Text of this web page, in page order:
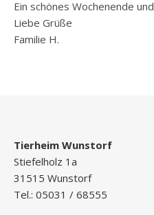
Ein schönes Wochenende und
Liebe Grüße
Familie H.
Tierheim Wunstorf
Stiefelholz 1a
31515 Wunstorf
Tel.: 05031 / 68555